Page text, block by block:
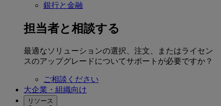
銀行と金融
担当者と相談する
最適なソリューションの選択、注文、またはライセン
スのアップグレードについてサポートが必要ですか？
ご相談ください
大企業・組織向け
リソース